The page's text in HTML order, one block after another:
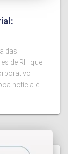
das
de RH que
notícia é